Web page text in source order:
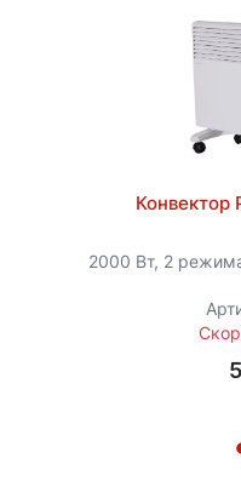
2000 Вт, 2